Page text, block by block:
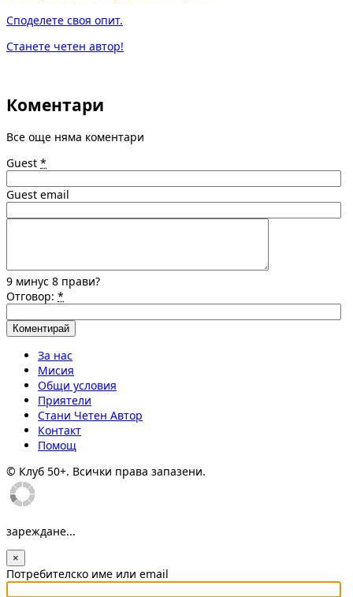
Споделете своя опит.
Станете четен автор!
Коментари
Все още няма коментари
Guest *
Guest email
9 минус 8 прави?
Отговор: *
За нас
Мисия
Общи условия
Приятели
Стани Четен Автор
Контакт
Помощ
© Клуб 50+. Всички права запазени.
зареждане...
×
Потребителско име или email